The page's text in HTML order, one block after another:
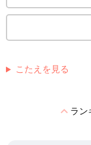
こたえを見る
expand_lessラン